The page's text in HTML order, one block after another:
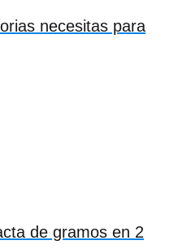
necesitas para
de gramos en 2